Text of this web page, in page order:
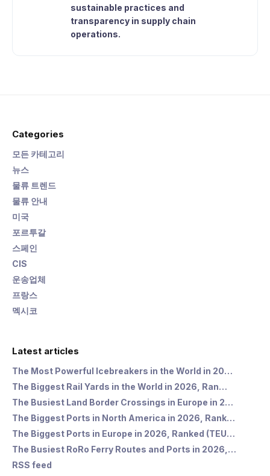
sustainable practices and
transparency in supply chain
operations.
Categories
모든 카테고리
뉴스
물류 트렌드
물류 안내
미국
포르투갈
스페인
CIS
운송업체
프랑스
멕시코
Latest articles
The Most Powerful Icebreakers in the World in 20…
The Biggest Rail Yards in the World in 2026, Ran…
The Busiest Land Border Crossings in Europe in 2…
The Biggest Ports in North America in 2026, Rank…
The Biggest Ports in Europe in 2026, Ranked (TEU…
The Busiest RoRo Ferry Routes and Ports in 2026,…
RSS feed